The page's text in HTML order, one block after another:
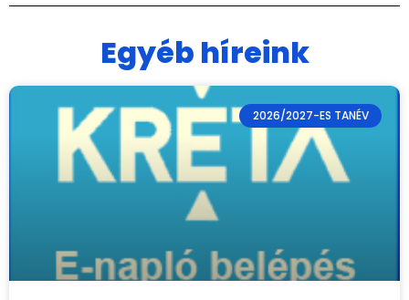
Egyéb híreink
2026/2027-ES TANÉV